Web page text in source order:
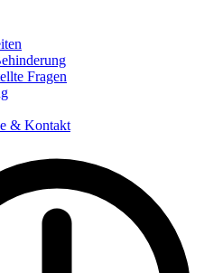
Fragen
& Kontakt